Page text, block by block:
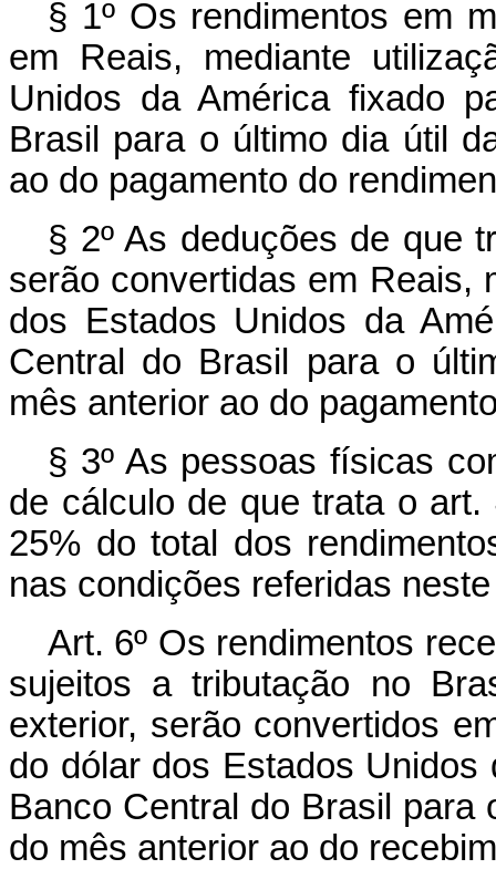
§ 1º Os rendimentos em
em Reais, mediante
Unidos da América fixado
Brasil para o último dia útil
ao do pagamento do
§ 2º As deduções de que
serão convertidas em Reais,
dos Estados Unidos da
Central do Brasil para o
mês anterior ao do
§ 3º As pessoas físicas
de cálculo de que trata o
25% do total dos
nas condições referidas
Art. 6º Os rendimentos
sujeitos a tributação no
exterior, serão convertidos
do dólar dos Estados
Banco Central do Brasil para
do mês anterior ao do